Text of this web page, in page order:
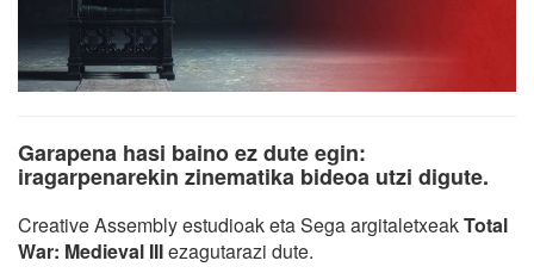
Garapena hasi baino ez dute egin:
iragarpenarekin zinematika bideoa utzi digute.
Creative Assembly estudioak eta Sega argitaletxeakTotal
War: Medieval IIIezagutarazi dute.